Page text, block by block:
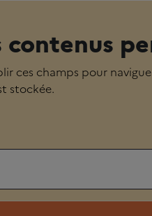
contenus
ces champs pour
stockée.